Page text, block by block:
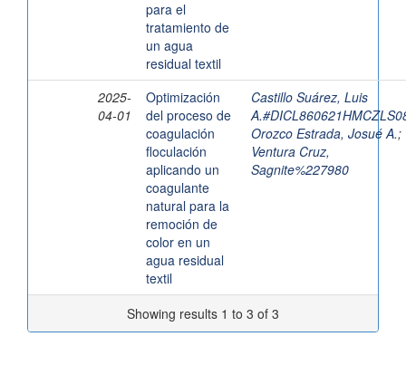
para el
tratamiento de
un agua
residual textil
2025-
04-01
Optimización
del proceso de
coagulación
floculación
aplicando un
coagulante
natural para la
remoción de
color en un
agua residual
textil
Castillo Suárez, Luis
Orozco Estrada, Josué A.;
Ventura Cruz,
Sagnite%227980
Showing results 1 to 3 of 3